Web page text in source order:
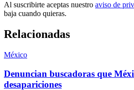
Al suscribirte aceptas nuestro aviso de
baja cuando quieras.
Relacionadas
México
Denuncian buscadoras que
desapariciones